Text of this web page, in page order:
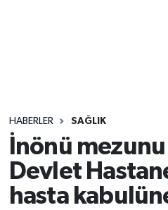
HABERLER SAĞLIK
İnönü
Devlet
hasta
Yaşam